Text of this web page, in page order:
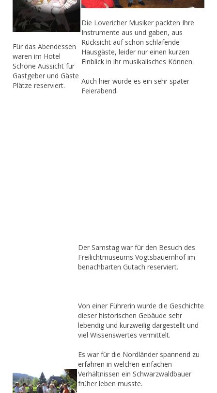
Für das Abendessen
waren im Hotel
Schöne Aussicht für
Gastgeber und Gäste
Plätze reserviert.
Die Lovericher Musiker packten Ihre
Instrumente aus und gaben, aus
Rücksicht auf schon schlafende
Hausgäste, leider nur einen kurzen
Einblick in ihr musikalisches Können.
Auch hier wurde es ein sehr später
Feierabend.
Der Samstag war für den Besuch des
Freilichtmuseums Vogtsbauernhof im
benachbarten Gutach reserviert.
Von einer Führerin wurde die Geschichte
dieser historischen Gebäude sehr
lebendig und kurzweilig dargestellt und
viel Wissenswertes vermittelt.
Es war für die Nordländer spannend zu
erfahren in welchen einfachen
Verhältnissen ein Schwarzwaldbauer
früher leben musste.